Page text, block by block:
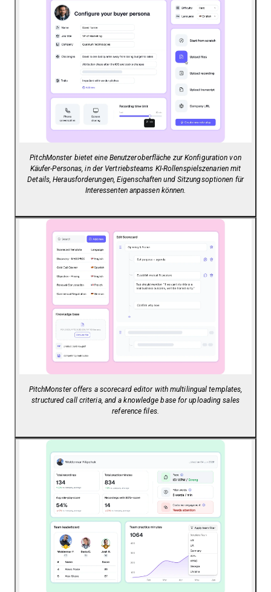
PitchMonster bietet eine Benutzeroberfläche zur Konfiguration von
Käufer-Personas, in der Vertriebsteams KI-Rollenspielszenarien mit
Details, Herausforderungen, Eigenschaften und Sitzungsoptionen für
Interessenten anpassen können.
PitchMonster offers a scorecard editor with multilingual templates,
structured call criteria, and a knowledge base for uploading sales
reference files.